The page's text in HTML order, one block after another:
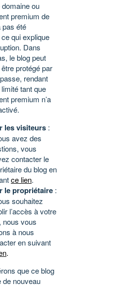
ou
premium de
pas été
qui explique
Dans
le blog peut
protégé par
rendant
tant que
premium n’a
les visiteurs :
avez des
vous
contacter le
du blog en
ce lien.
le propriétaire :
souhaitez
l’accès à votre
nous vous
à nous
en suivant
.
que ce blog
de nouveau